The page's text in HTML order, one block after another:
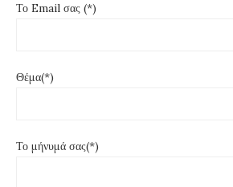
Το Email σας (*)
Θέμα(*)
Το μήνυμά σας(*)